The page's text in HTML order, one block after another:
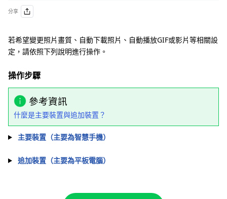
分享
若希望變更照片畫質、自動下載照片、自動播放GIF或影片等相關設
定，請依照下列說明進行操作。
操作步驟
參考資訊
什麼是主要裝置與追加裝置？
主要裝置（主要為智慧手機）
追加裝置（主要為平板電腦）